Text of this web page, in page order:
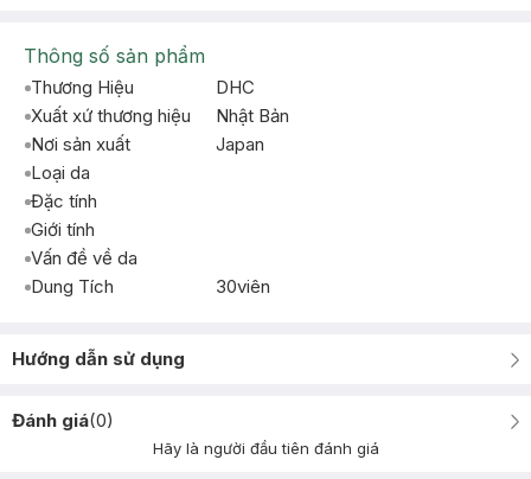
Thông số sản phẩm
Thương Hiệu
DHC
Xuất xứ thương hiệu
Nhật Bản
Nơi sản xuất
Japan
Loại da
Đặc tính
Giới tính
Vấn đề về da
Dung Tích
30viên
Hướng dẫn sử dụng
Đánh giá(0)
Hãy là người đầu tiên đánh giá